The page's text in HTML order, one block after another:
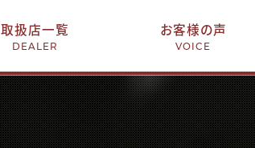
取扱店一覧
DEALER
お客様の声
VOICE